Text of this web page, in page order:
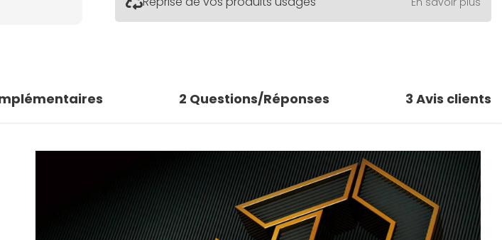
2 Questions/Réponses 3 Avis clients